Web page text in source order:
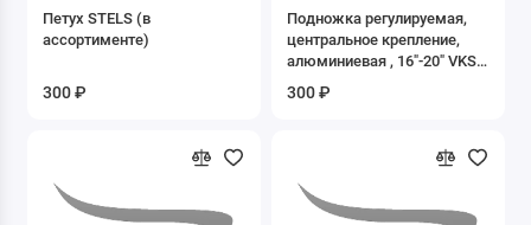
Очки
Петух STELS (в
ассортименте)
300 ₽
Подножка регулируемая,
центральное крепление,
алюминиевая , 16"-20" VKS
300 ₽